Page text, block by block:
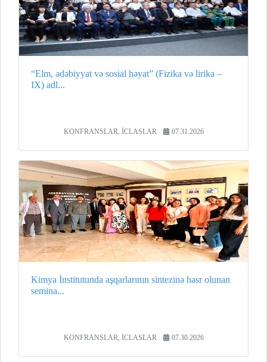
“Elm, ədəbiyyat və sosial həyat” (Fizika və lirika –
IX) adl...
KONFRANSLAR, İCLASLAR 07.31.2026
Kimya İnstitutunda aşqarlarının sintezinə həsr olunan
semina...
KONFRANSLAR, İCLASLAR 07.30.2026